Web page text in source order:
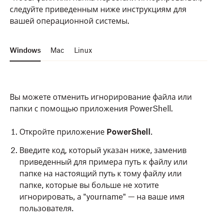
Нажмите правой кнопкой мыши на файл или
НажмитеНе синхронизировать
помощью приложения Terminal. В последнем
API File Provider от Apple , необходимый для более
глубокой интеграции с macOS. В этом обновлении
код для настройки игнорирования файлов или
папок изменен.
папке, которые вы больше не хотите
игнорировать, а "yourname" — на ваше имя
Скопировать
Нажмите клавишу Enter.
Рядом с файлом или папкой появится серый
значок минуса (-), означающий, что они будут
проигнорированы.
следуйте приведенным ниже инструкциям для
вашей операционной системы.
Windows Mac Linux
Вы можете отменить игнорирование файла или
папки с помощью приложения PowerShell.
Откройте приложение PowerShell .
Введите код, который указан ниже, заменив
приведенный для примера путь к файлу или
папке на настоящий путь к тому файлу или
папке, которые вы больше не хотите
игнорировать, а "yourname" — на ваше имя
пользователя.